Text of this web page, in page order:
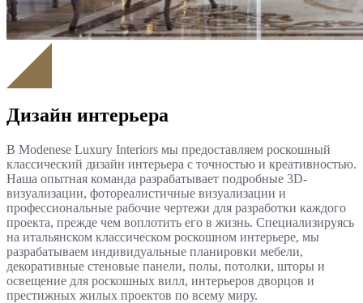
Дизайн интерьера
В Modenese Luxury Interiors мы предоставляем роскошный
классический дизайн интерьера с точностью и креативностью.
Наша опытная команда разрабатывает подробные 3D-
визуализации, фотореалистичные визуализации и
профессиональные рабочие чертежи для разработки каждого
проекта, прежде чем воплотить его в жизнь. Специализируясь
на итальянском классическом роскошном интерьере, мы
разрабатываем индивидуальные планировки мебели,
декоративные стеновые панели, полы, потолки, шторы и
освещение для роскошных вилл, интерьеров дворцов и
престижных жилых проектов по всему миру.